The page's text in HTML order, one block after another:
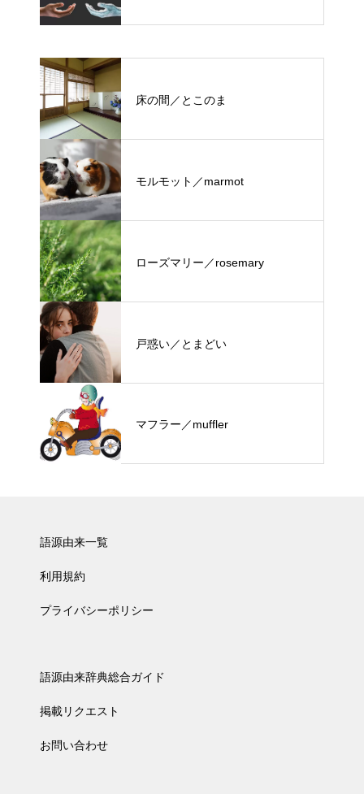
床の間／とこのま
モルモット／marmot
ローズマリー／rosemary
戸惑い／とまどい
マフラー／muffler
語源由来一覧
利用規約
プライバシーポリシー
語源由来辞典総合ガイド
掲載リクエスト
お問い合わせ